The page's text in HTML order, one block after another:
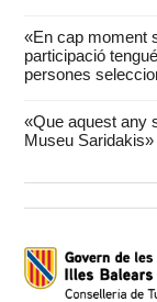
«En cap moment
participació
persones
«Que aquest any
Museu Saridakis»